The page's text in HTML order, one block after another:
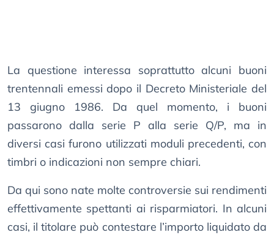
La questione interessa soprattutto alcuni buoni
trentennali emessi dopo il Decreto Ministeriale del
13 giugno 1986. Da quel momento, i buoni
passarono dalla serie P alla serie Q/P, ma in
diversi casi furono utilizzati moduli precedenti, con
timbri o indicazioni non sempre chiari.
Da qui sono nate molte controversie sui rendimenti
effettivamente spettanti ai risparmiatori. In alcuni
casi, il titolare può contestare l’importo liquidato da